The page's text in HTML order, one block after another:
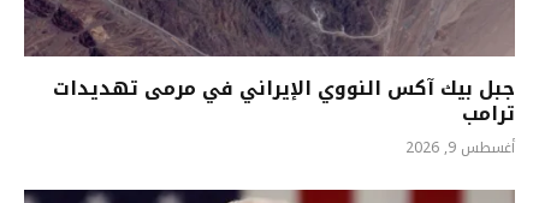
جبل بيك آكس النووي الإيراني في مرمى تهديدات
ترامب
أغسطس 9, 2026